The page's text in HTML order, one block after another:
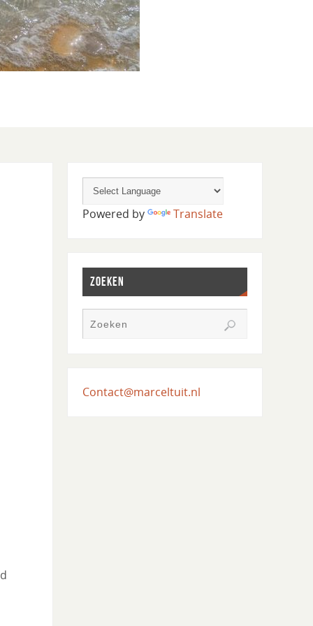
Powered by Translate
ZOEKEN
Contact@marceltuit.nl